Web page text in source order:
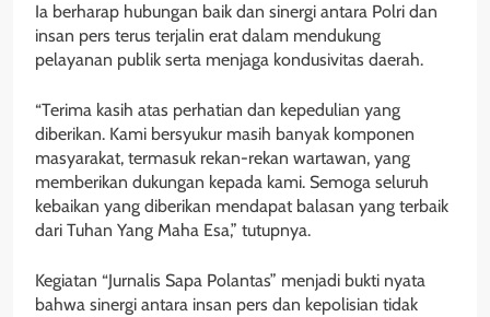
Ia berharap hubungan baik dan sinergi antara Polri dan
insan pers terus terjalin erat dalam mendukung
pelayanan publik serta menjaga kondusivitas daerah.
“Terima kasih atas perhatian dan kepedulian yang
diberikan. Kami bersyukur masih banyak komponen
masyarakat, termasuk rekan-rekan wartawan, yang
memberikan dukungan kepada kami. Semoga seluruh
kebaikan yang diberikan mendapat balasan yang terbaik
dari Tuhan Yang Maha Esa,” tutupnya.
Kegiatan “Jurnalis Sapa Polantas” menjadi bukti nyata
bahwa sinergi antara insan pers dan kepolisian tidak